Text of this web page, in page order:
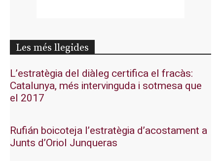
Les més llegides
L’estratègia del diàleg certifica el fracàs:
Catalunya, més intervinguda i sotmesa que
el 2017
Rufián boicoteja l’estratègia d’acostament a
Junts d’Oriol Junqueras